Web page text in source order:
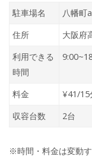
駐車場名
八幡町
住所
大阪府
利用できる
時間
料金
¥41/15
収容台数
2台
※時間・料金は変動